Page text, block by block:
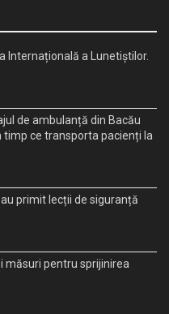
Internațională a Lunetiștilor.
de ambulanță din Bacău
timp ce transporta pacienți la
primit lecții de siguranță
măsuri pentru sprijinirea